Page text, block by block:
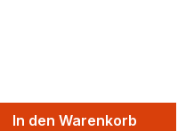
den
In den Warenkorb